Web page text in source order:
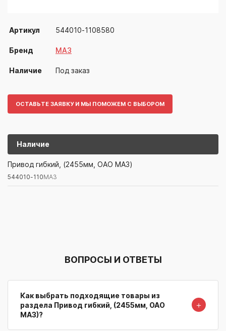
Артикул 544010-1108580
Бренд МАЗ
Наличие Под заказ
ОСТАВЬТЕ ЗАЯВКУ И МЫ ПОМОЖЕМ С ВЫБОРОМ
Наличие
Артикул/Бренд
544010-110МАЗ
Привод гибкий, (2455мм, ОАО МАЗ)
544010-110МАЗ
ВОПРОСЫ И ОТВЕТЫ
Как выбрать подходящие товары из
раздела Привод гибкий, (2455мм, ОАО
МАЗ)?
＋